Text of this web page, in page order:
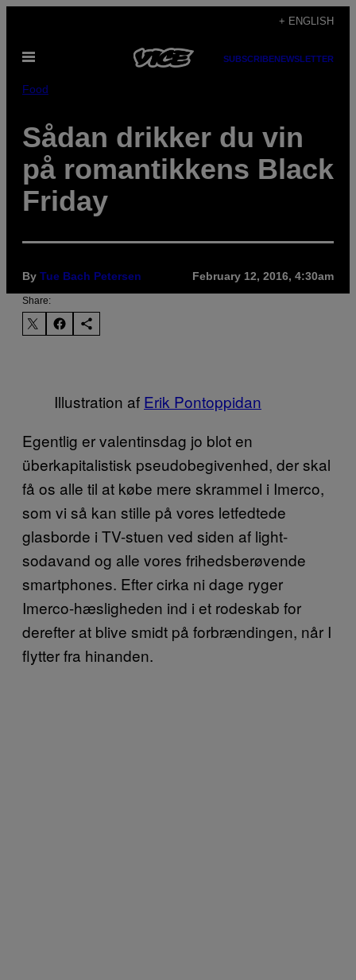
content
+ ENGLISH
Open
SUBSCRIBENEWSLETTER
Food
Sådan drikker du vin
på romantikkens Black
Friday
By Tue Bach Petersen February 12, 2016, 4:30am
Share:
Illustration af Erik Pontoppidan
Egentlig er valentinsdag jo blot en
überkapitalistisk pseudobegivenhed, der skal
få os alle til at købe mere skrammel i Imerco,
som vi så kan stille på vores letfedtede
glasborde i TV-stuen ved siden af light-
sodavand og alle vores frihedsberøvende
smartphones. Efter cirka ni dage ryger
Imerco-hæsligheden ind i et rodeskab for
derefter at blive smidt på forbrændingen, når I
flytter fra hinanden.